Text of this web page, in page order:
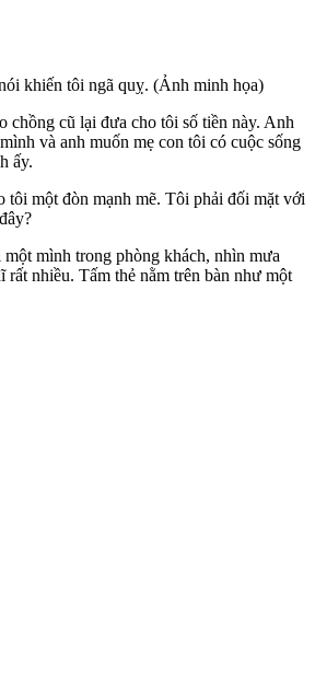
khiến tôi ngã quỵ. (Ảnh minh họa)
chồng cũ lại đưa cho tôi số tiền này. Anh
và anh muốn mẹ con tôi có cuộc sống
ấy.
tôi một đòn mạnh mẽ. Tôi phải đối mặt với
mình trong phòng khách, nhìn mưa
rất nhiều. Tấm thẻ nằm trên bàn như một